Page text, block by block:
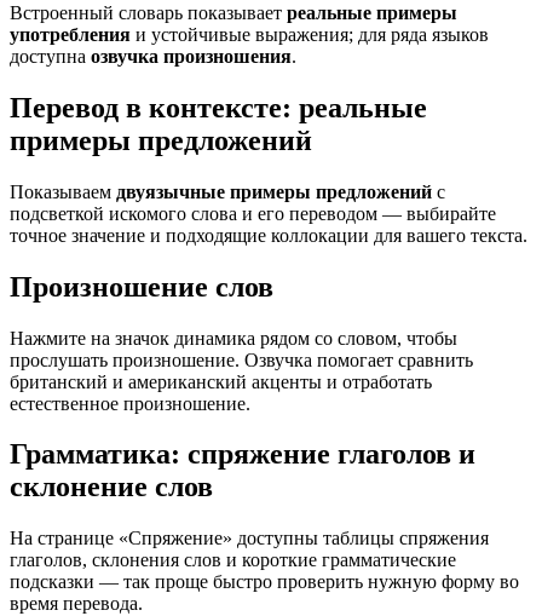
Встроенный словарь показывает реальные примеры
употребления и устойчивые выражения; для ряда языков
доступна озвучка произношения.
Перевод в контексте: реальные
примеры предложений
Показываем двуязычные примеры предложений с
подсветкой искомого слова и его переводом — выбирайте
точное значение и подходящие коллокации для вашего текста.
Произношение слов
Нажмите на значок динамика рядом со словом, чтобы
прослушать произношение. Озвучка помогает сравнить
британский и американский акценты и отработать
естественное произношение.
Грамматика: спряжение глаголов и
склонение слов
На странице «Спряжение» доступны таблицы спряжения
глаголов, склонения слов и короткие грамматические
подсказки — так проще быстро проверить нужную форму во
время перевода.